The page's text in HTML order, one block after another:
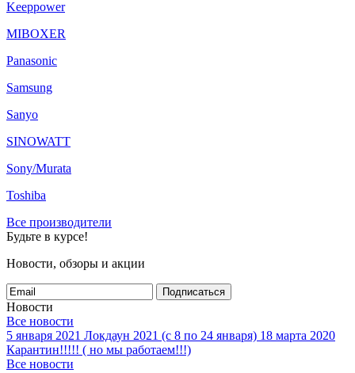
Keeppower
MIBOXER
Panasonic
Samsung
Sanyo
SINOWATT
Sony/Murata
Toshiba
Все производители
Будьте в курсе!
Новости, обзоры и акции
Подписаться
Новости
Все новости
5 января 2021 Локдаун 2021 (с 8 по 24 января) 18 марта 2020
Карантин!!!!! ( но мы работаем!!!)
Все новости